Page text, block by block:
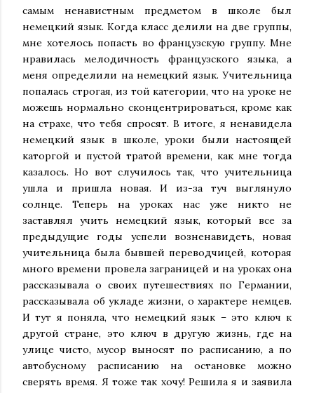
самым ненавистным предметом в школе был
немецкий язык. Когда класс делили на две группы,
мне хотелось попасть во французскую группу. Мне
нравилась мелодичность французского языка, а
меня определили на немецкий язык. Учительница
попалась строгая, из той категории, что на уроке не
можешь нормально сконцентрироваться, кроме как
на страхе, что тебя спросят. В итоге, я ненавидела
немецкий язык в школе, уроки были настоящей
каторгой и пустой тратой времени, как мне тогда
казалось. Но вот случилось так, что учительница
ушла и пришла новая. И из-за туч выглянуло
солнце. Теперь на уроках нас уже никто не
заставлял учить немецкий язык, который все за
предыдущие годы успели возненавидеть, новая
учительница была бывшей переводчицей, которая
много времени провела заграницей и на уроках она
рассказывала о своих путешествиях по Германии,
рассказывала об укладе жизни, о характере немцев.
И тут я поняла, что немецкий язык – это ключ к
другой стране, это ключ в другую жизнь, где на
улице чисто, мусор выносят по расписанию, а по
автобусному расписанию на остановке можно
сверять время. Я тоже так хочу! Решила я и заявила